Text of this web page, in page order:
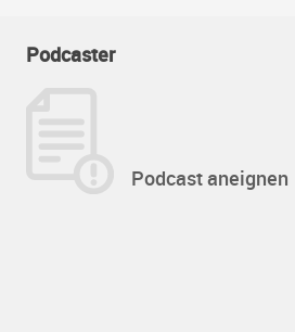
Podcaster
Podcast aneignen